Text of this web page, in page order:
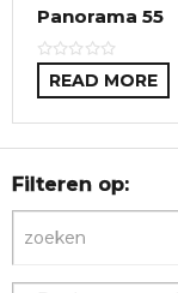
Panorama 55
READ MORE
Filteren op: